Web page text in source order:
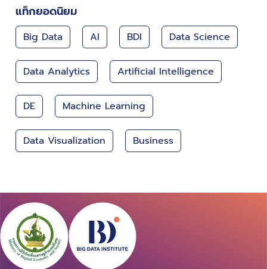
แท็กยอดนิยม
Big Data AI BDI Data Science
Data Analytics Artificial Intelligence
DE Machine Learning
Data Visualization Business